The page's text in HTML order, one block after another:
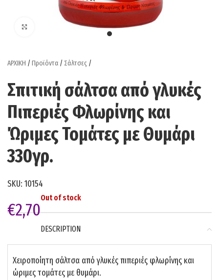
Click to enlarge
ΑΡΧΙΚΗ / Προϊόντα / Σάλτσες /
Σπιτική σάλτσα από γλυκές
Πιπεριές Φλωρίνης και
Ώριμες Τομάτες με Θυμάρι
330γρ.
SKU: 10154
€2,70
Out of stock
DESCRIPTION
Χειροποίητη σάλτσα από γλυκές πιπεριές φλωρίνης και
ώριμες τομάτες με θυμάρι.